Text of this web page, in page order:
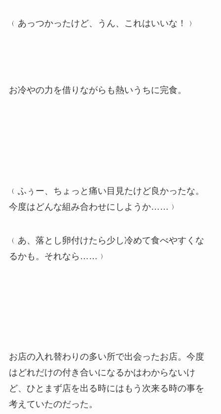
﹙あっつかったけど、うん、これはいいな！﹚
お冷やの力を借りながらも熱いうちに完食。
﹙ふぅー、ちょっと痛い目見たけど良かったな。
今度はどんな組み合わせにしようか……﹚
﹙あ、落とし卵付けたら少し冷めて食べやすくな
るかも。それなら……﹚
お店の入れ替わりの多い所で出会ったお店。今度
はどれだけの付き合いになるかはわからないけ
ど、ひとまず店を出る時にはもう次来る時の事を
考えていたのだった。